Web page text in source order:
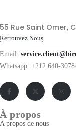
55 Rue Saint Omer,
Retrouvez Nous
Email:
Whatsapp: +212 640-
À propos
A propos de nous